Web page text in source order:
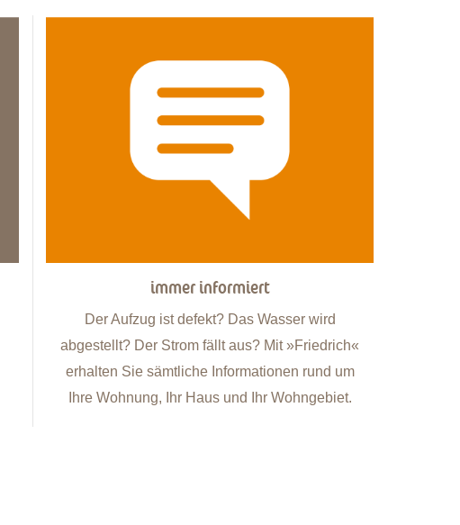
immer informiert
Der Aufzug ist defekt? Das Wasser wird
abgestellt? Der Strom fällt aus? Mit »Friedrich«
erhalten Sie sämtliche Informationen rund um
Ihre Wohnung, Ihr Haus und Ihr Wohngebiet.